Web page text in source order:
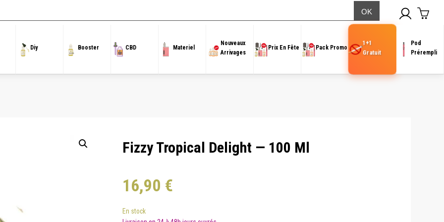
Diy Booster CBD Materiel
Nouveaux
Arrivages
Prix En Fête Pack Promo
1+1
Gratuit
Pod
Prérempli
Fizzy Tropical Delight — 100 Ml
16,90 €
En stock